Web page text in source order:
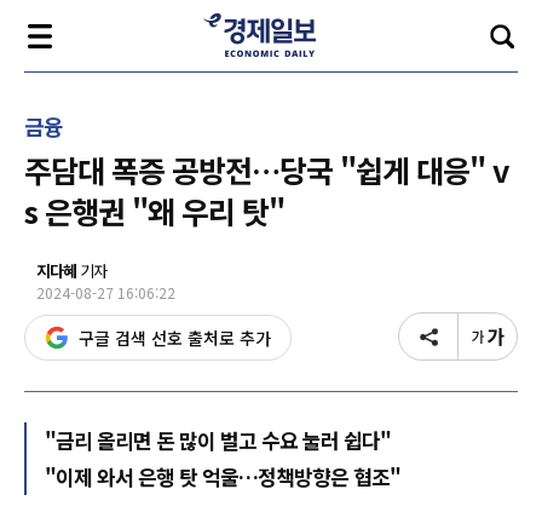
금융
주담대 폭증 공방전…당국 "쉽게 대응" v
s 은행권 "왜 우리 탓"
지다혜 기자
2024-08-27 16:06:22
구글 검색 선호 출처로 추가
"금리 올리면 돈 많이 벌고 수요 눌러 쉽다"
"이제 와서 은행 탓 억울…정책방향은 협조"